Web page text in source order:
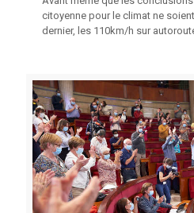
citoyenne pour le climat ne
dernier, les 110km/h sur